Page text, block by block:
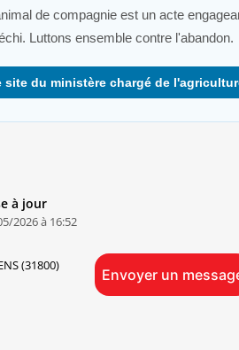
de compagnie est un acte
Luttons ensemble contre l'abandon.
du ministère chargé de
à jour
2026 à 16:52
(31800)
Envoyer un